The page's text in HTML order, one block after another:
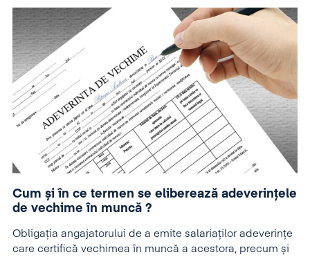
Cum și în ce termen se eliberează adeverințele
de vechime în muncă ?
Obligația angajatorului de a emite salariaților adeverințe
care certifică vechimea în muncă a acestora, precum și